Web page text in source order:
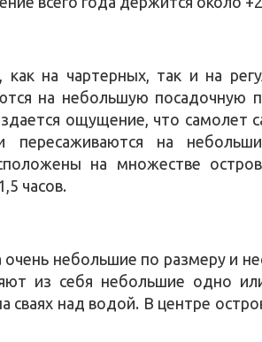
на чартерных, так и на
на небольшую посадочную
ощущение, что самолет
пересаживаются на
на множестве
часов.
небольшие по размеру и
из себя небольшие одно
над водой. В центре